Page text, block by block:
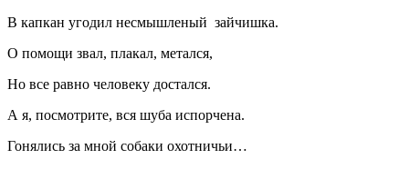
В капкан угодил несмышленый зайчишка.
О помощи звал, плакал, метался,
Но все равно человеку достался.
А я, посмотрите, вся шуба испорчена.
Гонялись за мной собаки охотничьи…